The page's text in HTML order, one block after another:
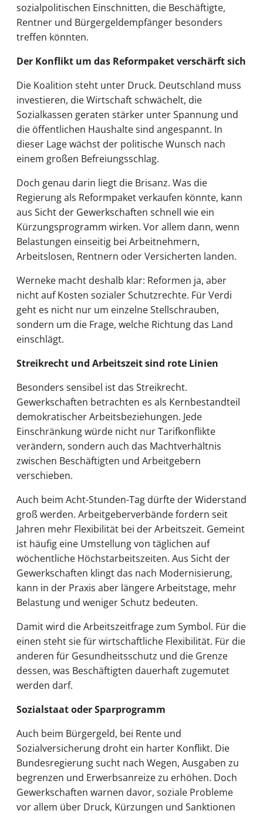
sozialpolitischen Einschnitten, die Beschäftigte,
Rentner und Bürgergeldempfänger besonders
treffen könnten.
Der Konflikt um das Reformpaket verschärft sich
Die Koalition steht unter Druck. Deutschland muss
investieren, die Wirtschaft schwächelt, die
Sozialkassen geraten stärker unter Spannung und
die öffentlichen Haushalte sind angespannt. In
dieser Lage wächst der politische Wunsch nach
einem großen Befreiungsschlag.
Doch genau darin liegt die Brisanz. Was die
Regierung als Reformpaket verkaufen könnte, kann
aus Sicht der Gewerkschaften schnell wie ein
Kürzungsprogramm wirken. Vor allem dann, wenn
Belastungen einseitig bei Arbeitnehmern,
Arbeitslosen, Rentnern oder Versicherten landen.
Werneke macht deshalb klar: Reformen ja, aber
nicht auf Kosten sozialer Schutzrechte. Für Verdi
geht es nicht nur um einzelne Stellschrauben,
sondern um die Frage, welche Richtung das Land
einschlägt.
Streikrecht und Arbeitszeit sind rote Linien
Besonders sensibel ist das Streikrecht.
Gewerkschaften betrachten es als Kernbestandteil
demokratischer Arbeitsbeziehungen. Jede
Einschränkung würde nicht nur Tarifkonflikte
verändern, sondern auch das Machtverhältnis
zwischen Beschäftigten und Arbeitgebern
verschieben.
Auch beim Acht-Stunden-Tag dürfte der Widerstand
groß werden. Arbeitgeberverbände fordern seit
Jahren mehr Flexibilität bei der Arbeitszeit. Gemeint
ist häufig eine Umstellung von täglichen auf
wöchentliche Höchstarbeitszeiten. Aus Sicht der
Gewerkschaften klingt das nach Modernisierung,
kann in der Praxis aber längere Arbeitstage, mehr
Belastung und weniger Schutz bedeuten.
Damit wird die Arbeitszeitfrage zum Symbol. Für die
einen steht sie für wirtschaftliche Flexibilität. Für die
anderen für Gesundheitsschutz und die Grenze
dessen, was Beschäftigten dauerhaft zugemutet
werden darf.
Sozialstaat oder Sparprogramm
Auch beim Bürgergeld, bei Rente und
Sozialversicherung droht ein harter Konflikt. Die
Bundesregierung sucht nach Wegen, Ausgaben zu
begrenzen und Erwerbsanreize zu erhöhen. Doch
Gewerkschaften warnen davor, soziale Probleme
vor allem über Druck, Kürzungen und Sanktionen